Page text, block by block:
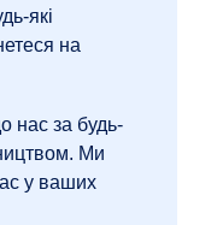
які
на
нас за будь-
Ми
у ваших